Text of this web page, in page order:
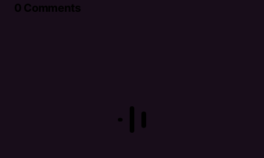
0 Comments